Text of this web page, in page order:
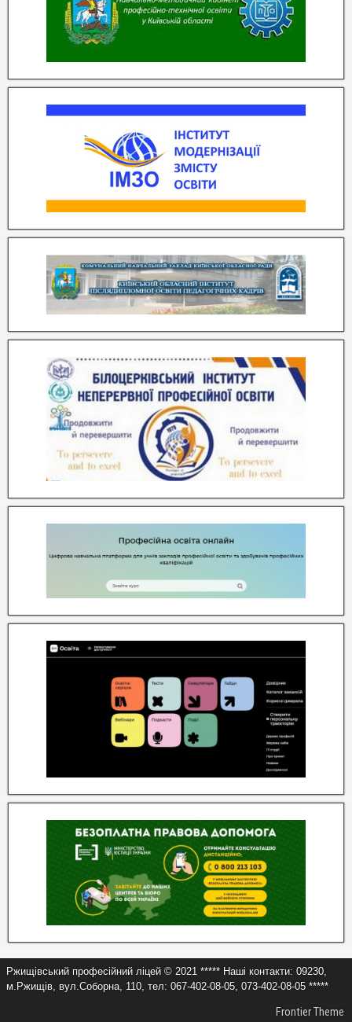
Ржищівський професійний ліцей © 2021 ***** Наші контакти: 09230,
м.Ржищів, вул.Соборна, 110, тел: 067-402-08-05, 073-402-08-05 *****
Frontier Theme